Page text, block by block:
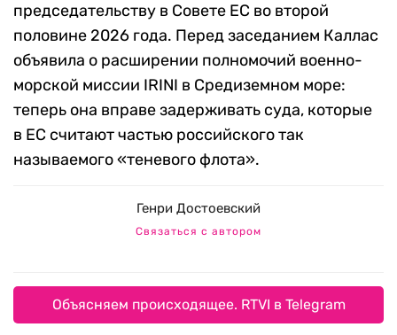
председательству в Совете ЕС во второй
половине 2026 года. Перед заседанием Каллас
объявила о расширении полномочий военно-
морской миссии IRINI в Средиземном море:
теперь она вправе задерживать суда, которые
в ЕС считают частью российского так
называемого «теневого флота».
Генри Достоевский
Связаться с автором
Объясняем происходящее. RTVI в Telegram